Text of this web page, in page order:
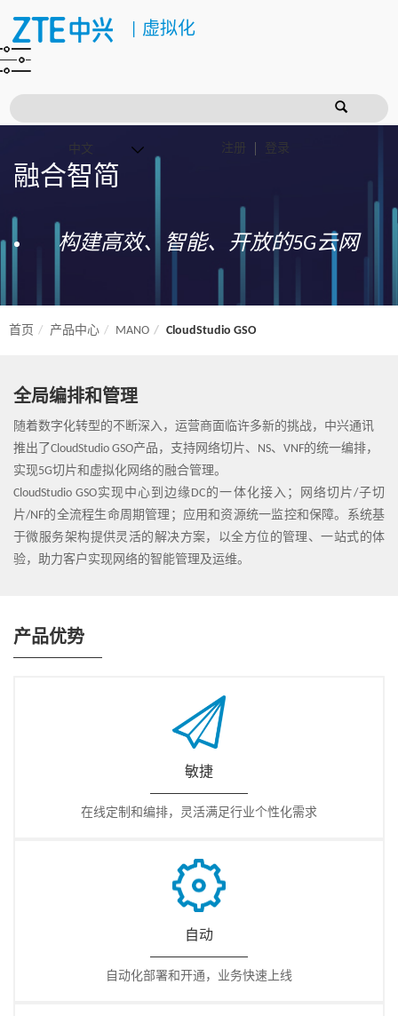
虚拟化
注册 登录
融合智简
构建高效、智能、开放的5G云网
首页 产品中心 MANO CloudStudio GSO
全局编排和管理
随着数字化转型的不断深入，运营商面临许多新的挑战，中兴通讯
推出了CloudStudio GSO产品，支持网络切片、NS、VNF的统一编排，
实现5G切片和虚拟化网络的融合管理。
CloudStudio GSO实现中心到边缘DC的一体化接入；网络切片/子切
片/NF的全流程生命周期管理；应用和资源统一监控和保障。系统基
于微服务架构提供灵活的解决方案，以全方位的管理、一站式的体
验，助力客户实现网络的智能管理及运维。
产品优势
敏捷
在线定制和编排，灵活满足行业个性化需求
自动
自动化部署和开通，业务快速上线